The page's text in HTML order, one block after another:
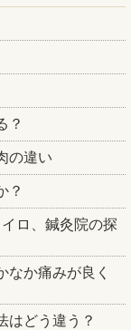
？
の違い
？
ロ、鍼灸院の探
なか痛みが良く
はどう違う？